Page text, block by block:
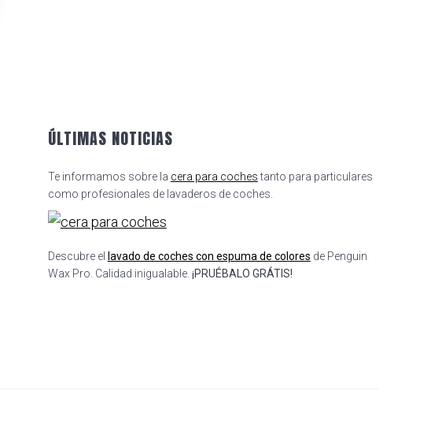
ÚLTIMAS NOTICIAS
Te informamos sobre la cera para cochestanto para particulares
como profesionales de lavaderos de coches.
Descubre el lavado de coches con espuma de colores de Penguin
Wax Pro. Calidad inigualable. ¡PRUÉBALO GRÁTIS!